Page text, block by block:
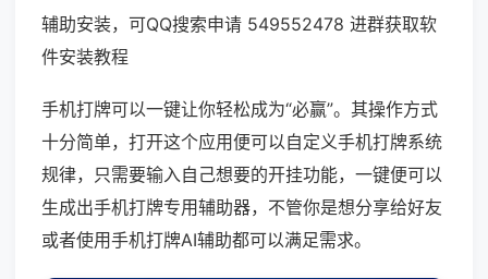
辅助安装，可QQ搜索申请 549552478 进群获取软
件安装教程
手机打牌可以一键让你轻松成为“必赢”。其操作方式
十分简单，打开这个应用便可以自定义手机打牌系统
规律，只需要输入自己想要的开挂功能，一键便可以
生成出手机打牌专用辅助器，不管你是想分享给好友
或者使用手机打牌AI辅助都可以满足需求。